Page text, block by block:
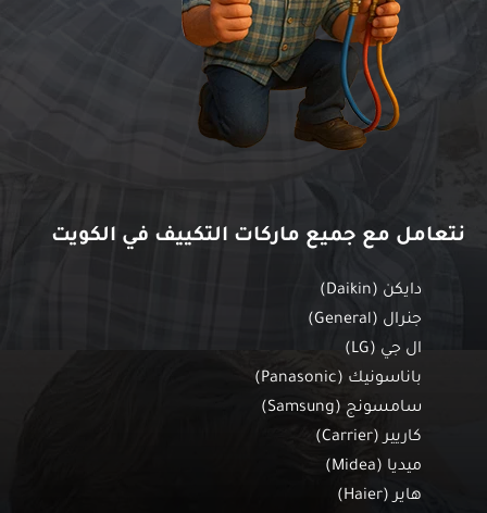
نتعامل مع جميع ماركات التكييف في الكويت
دايكن (Daikin)
جنرال (General)
ال جي (LG)
باناسونيك (Panasonic)
سامسونج (Samsung)
كاريير (Carrier)
ميديا (Midea)
هاير (Haier)